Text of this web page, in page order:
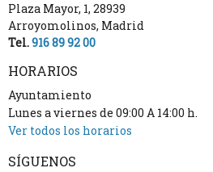
Plaza Mayor, 1, 28939
Arroyomolinos, Madrid
Tel.916 89 92 00
HORARIOS
Ayuntamiento
Lunes a viernes de 09:00 A 14:00 h.
Ver todos los horarios
SÍGUENOS